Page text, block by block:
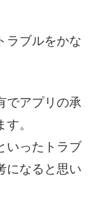
ラブルをかな
でアプリの承
。
いったトラブ
になると思い